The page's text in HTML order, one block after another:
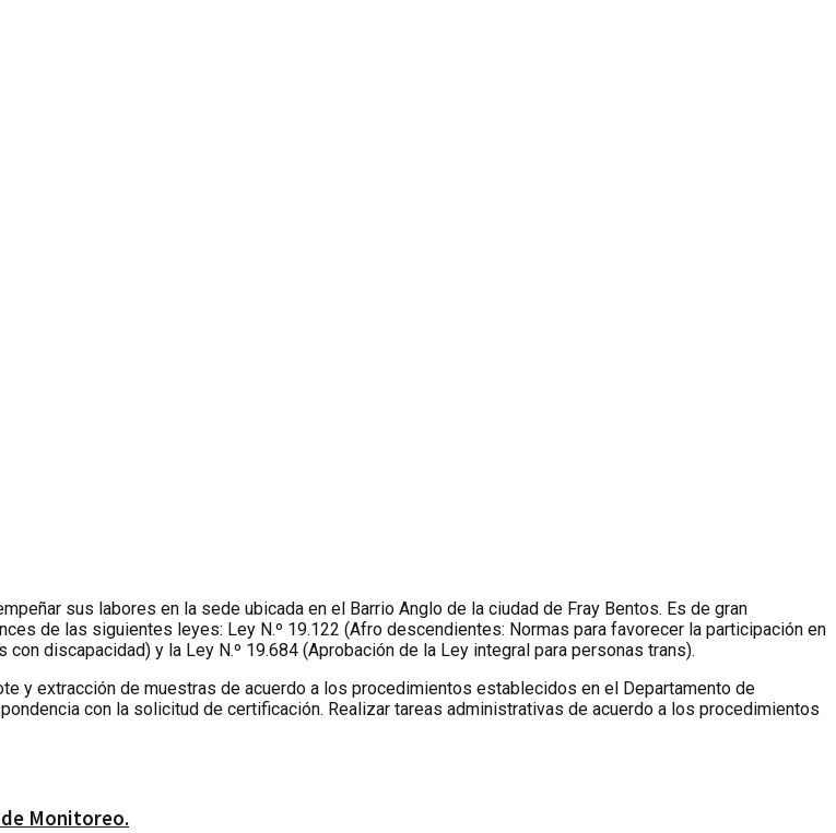
sus labores en la sede ubicada en el Barrio Anglo de la ciudad de Fray Bentos. Es de gran
de las siguientes leyes: Ley N.º 19.122 (Afro descendientes: Normas para favorecer la participación en
discapacidad) y la Ley N.º 19.684 (Aprobación de la Ley integral para personas trans).
y extracción de muestras de acuerdo a los procedimientos establecidos en el Departamento de
con la solicitud de certificación. Realizar tareas administrativas de acuerdo a los procedimientos
Monitoreo.